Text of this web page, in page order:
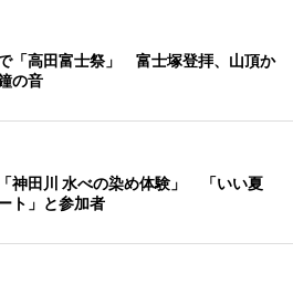
「高田富士祭」 富士塚登拝、山頂か
の音
神田川 水べの染め体験」 「いい夏
ト」と参加者